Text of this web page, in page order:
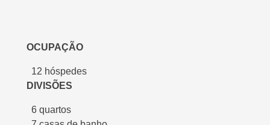
OCUPAÇÃO
12 hóspedes
DIVISÕES
6 quartos